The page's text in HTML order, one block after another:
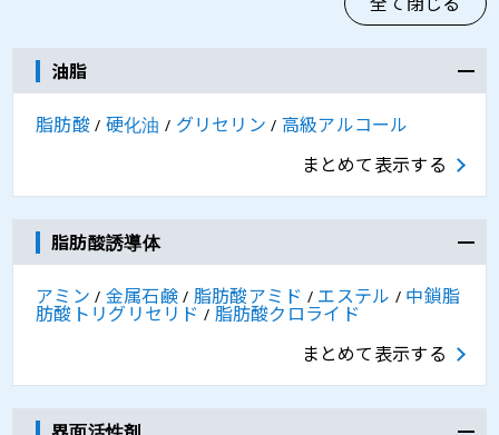
油脂
脂肪酸 / 硬化油 / グリセリン / 高級アルコール
まとめて表示する
脂肪酸誘導体
アミン / 金属石鹸 / 脂肪酸アミド / エステル / 中鎖脂
肪酸トリグリセリド / 脂肪酸クロライド
まとめて表示する